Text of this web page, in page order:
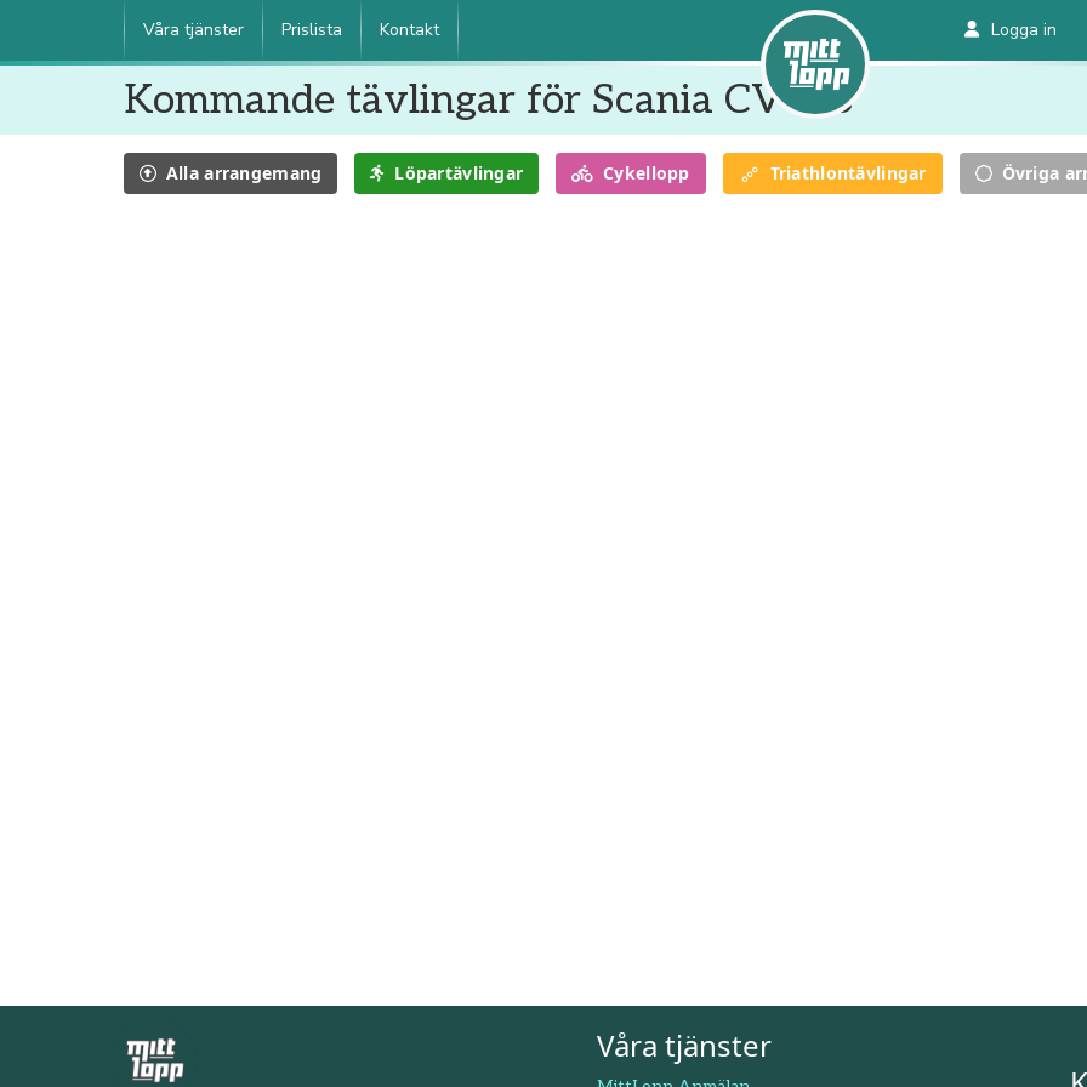
Våra tjänster Prislista Kontakt Logga in
Kommande tävlingar för Scania CV AB
Alla arrangemang Löpartävlingar Cykellopp Triathlontävlingar Övriga
Våra tjänster